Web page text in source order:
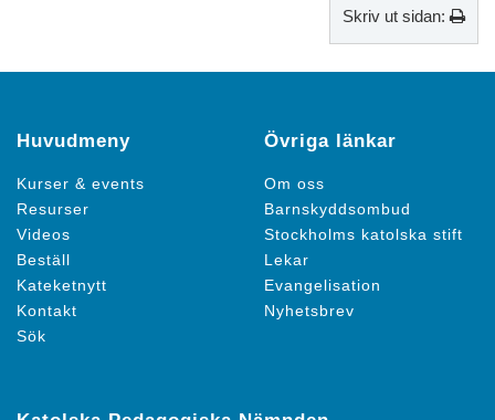
Skriv ut sidan:
Huvudmeny
Kurser & events
Resurser
Videos
Beställ
Kateketnytt
Kontakt
Sök
Övriga länkar
Om oss
Barnskyddsombud
Stockholms katolska stift
Lekar
Evangelisation
Nyhetsbrev